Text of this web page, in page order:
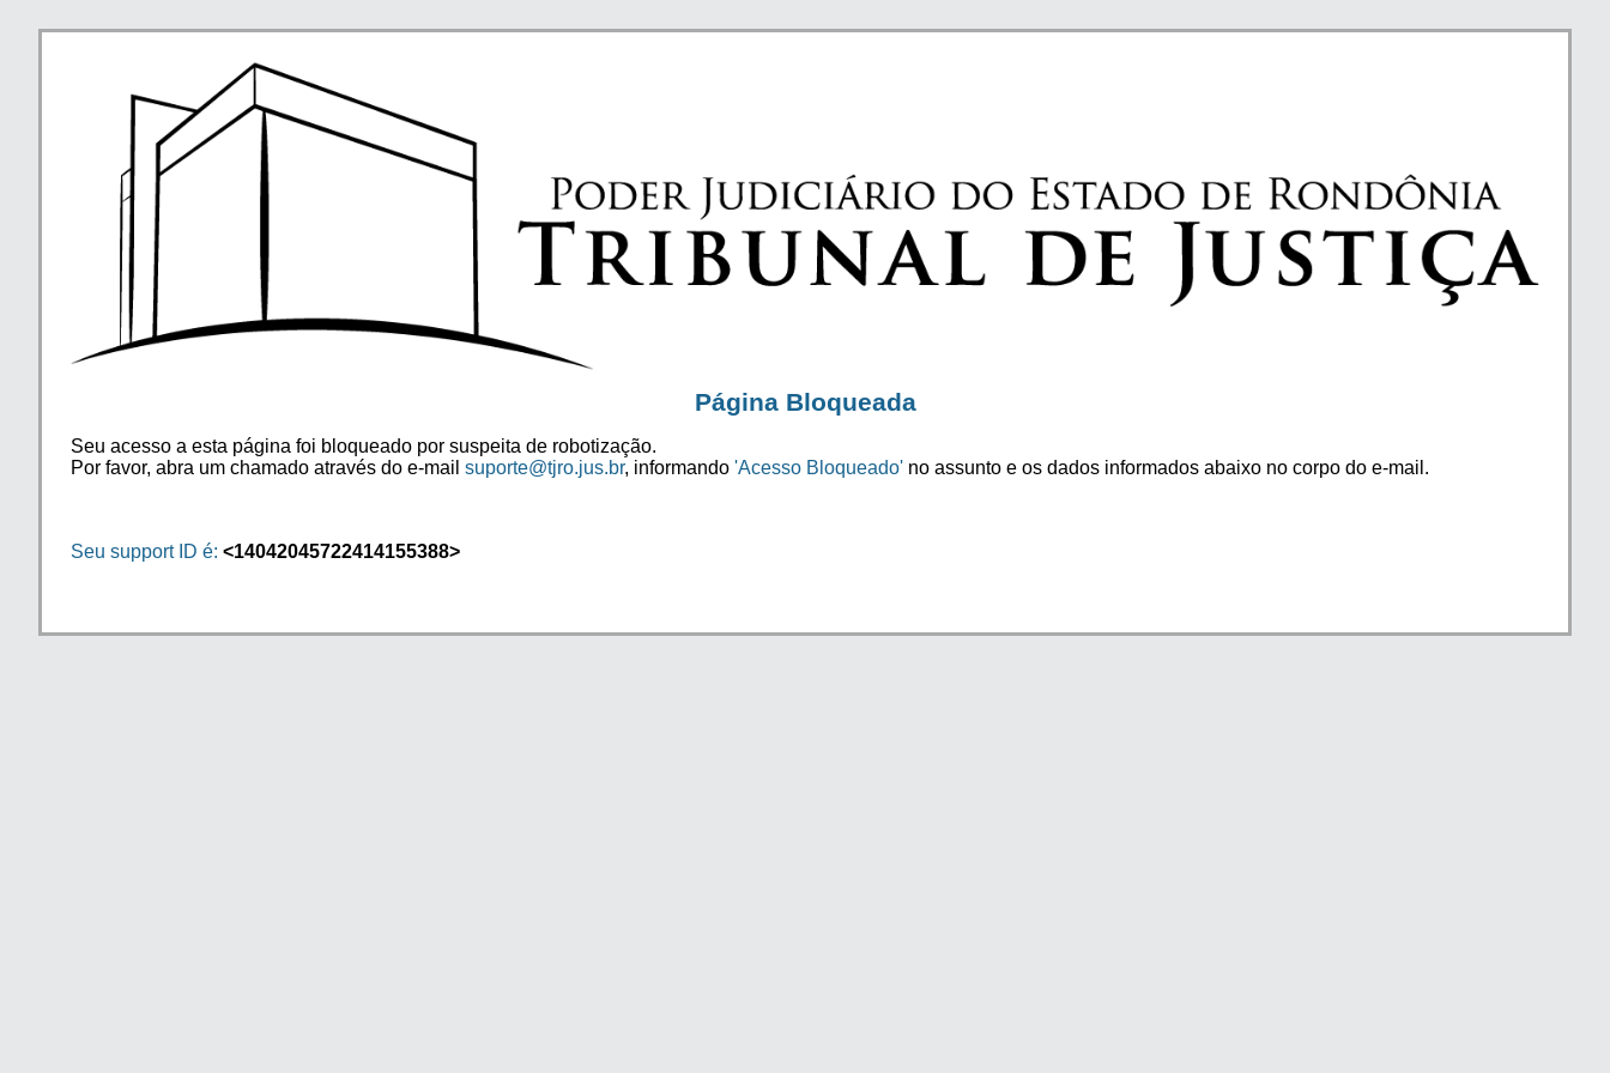
Página Bloqueada
Seu acesso a esta página foi bloqueado por suspeita de robotização.
Por favor, abra um chamado através do e-mail suporte@tjro.jus.br, informando 'Acesso Bloqueado' no assunto e os dados informados abaixo no corpo do e-mail.
Seu support ID é: <14042045722414155388>